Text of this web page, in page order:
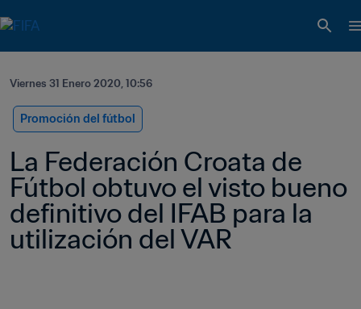
Viernes 31 Enero 2020, 10:56
Promoción del fútbol
La Federación Croata de
Fútbol obtuvo el visto bueno
definitivo del IFAB para la
utilización del VAR